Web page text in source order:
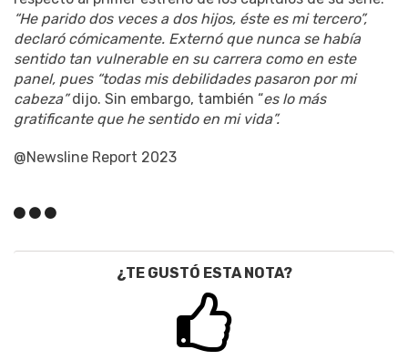
“He parido dos veces a dos hijos, éste es mi tercero”,
declaró cómicamente. Externó que nunca se había
sentido tan vulnerable en su carrera como en este
panel, pues “todas mis debilidades pasaron por mi
cabeza”dijo. Sin embargo, también “es lo más
gratificante que he sentido en mi vida”.
@Newsline Report 2023
¿TE GUSTÓ ESTA NOTA?